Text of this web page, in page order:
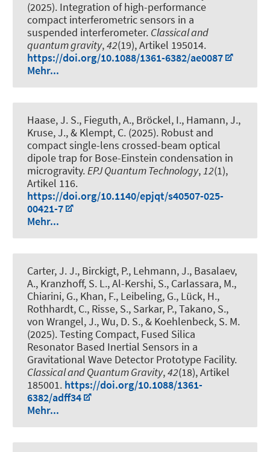
(2025). Integration of high-performance
compact interferometric sensors in a
suspended interferometer. Classical and
quantum gravity,42(19), Artikel 195014.
https://doi.org/10.1088/1361-6382/ae0087
Mehr...
Haase, J. S., Fieguth, A., Bröckel, I., Hamann, J.,
Kruse, J., & Klempt, C. (2025). Robust and
compact single-lens crossed-beam optical
dipole trap for Bose-Einstein condensation in
microgravity.EPJ Quantum Technology,12(1),
Artikel 116.
https://doi.org/10.1140/epjqt/s40507-025-
00421-7
Mehr...
Carter, J. J., Birckigt, P., Lehmann, J., Basalaev,
A., Kranzhoff, S. L., Al-Kershi, S., Carlassara, M.,
Chiarini, G., Khan, F., Leibeling, G., Lück, H.,
Rothhardt, C., Risse, S., Sarkar, P., Takano, S.,
von Wrangel, J., Wu, D. S., & Koehlenbeck, S. M.
(2025).Testing Compact, Fused Silica
Resonator Based Inertial Sensors in a
Gravitational Wave Detector Prototype Facility.
Classical and Quantum Gravity,42(18), Artikel
185001. https://doi.org/10.1088/1361-
6382/adff34
Mehr...